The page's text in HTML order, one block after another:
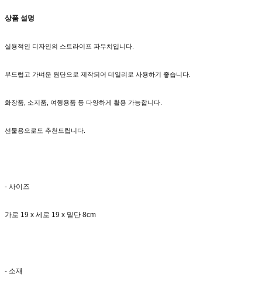
상품 설명
실용적인 디자인의 스트라이프 파우치입니다.
부드럽고 가벼운 원단으로 제작되어 데일리로 사용하기 좋습니다.
화장품, 소지품, 여행용품 등 다양하게 활용 가능합니다.
선물용으로도 추천드립니다.
- 사이즈
가로 19 x 세로 19 x 밑단 8cm
- 소재